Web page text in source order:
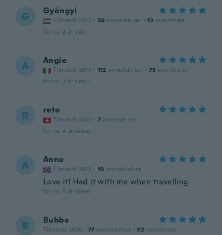
G Gyöngyi
Tilmeldt 2015 · 59 anmeldelser · 12 overførsler
for ca. 2 år siden
A Angie
Tilmeldt 2019 · 112 anmeldelser · 73 overførsler
for ca. 3 år siden
R reto
Tilmeldt 2016 · 7 anmeldelser
for ca. 4 år siden
A Anne
Tilmeldt 2018 · 10 anmeldelser
Love it! Had it with me when travelling
for ca. 5 år siden
B Bubba
Tilmeldt 2020 · 77 anmeldelser · 32 overførsler